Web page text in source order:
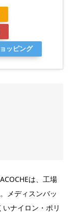
ッピング
は、工場
メディスンバッ
ナイロン・ポリ